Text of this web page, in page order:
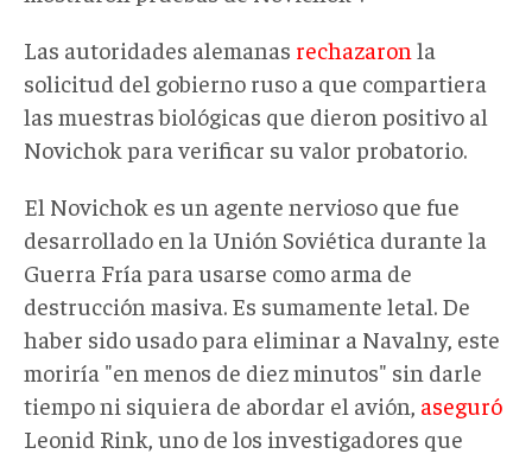
Las autoridades alemanas rechazaron la
solicitud del gobierno ruso a que compartiera
las muestras biológicas que dieron positivo al
Novichok para verificar su valor probatorio.
El Novichok es un agente nervioso que fue
desarrollado en la Unión Soviética durante la
Guerra Fría para usarse como arma de
destrucción masiva. Es sumamente letal. De
haber sido usado para eliminar a Navalny, este
moriría "en menos de diez minutos" sin darle
tiempo ni siquiera de abordar el avión, aseguró
Leonid Rink, uno de los investigadores que